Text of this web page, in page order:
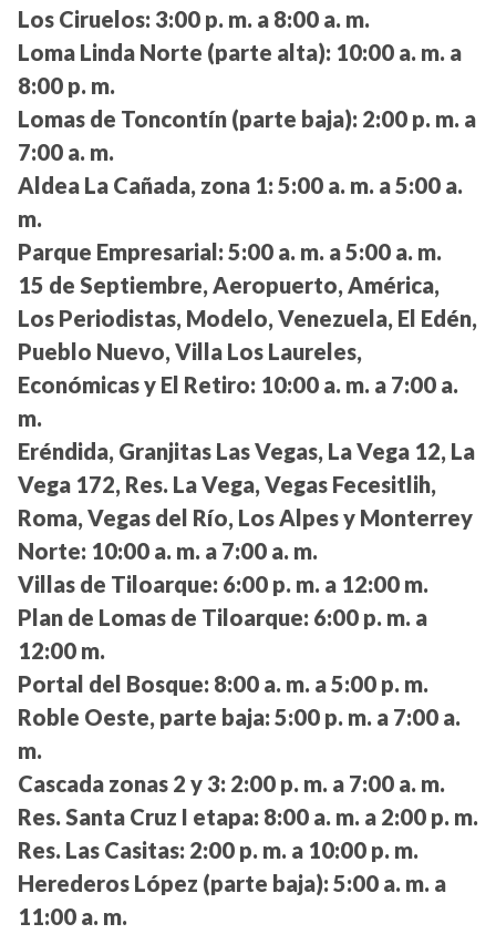
Los Ciruelos: 3:00 p. m. a 8:00 a. m.
Loma Linda Norte (parte alta): 10:00 a. m. a
8:00 p. m.
Lomas de Toncontín (parte baja): 2:00 p. m. a
7:00 a. m.
Aldea La Cañada, zona 1: 5:00 a. m. a 5:00 a.
m.
Parque Empresarial: 5:00 a. m. a 5:00 a. m.
15 de Septiembre, Aeropuerto, América,
Los Periodistas, Modelo, Venezuela, El Edén,
Pueblo Nuevo, Villa Los Laureles,
Económicas y El Retiro: 10:00 a. m. a 7:00 a.
m.
Eréndida, Granjitas Las Vegas, La Vega 12, La
Vega 172, Res. La Vega, Vegas Fecesitlih,
Roma, Vegas del Río, Los Alpes y Monterrey
Norte: 10:00 a. m. a 7:00 a. m.
Villas de Tiloarque: 6:00 p. m. a 12:00 m.
Plan de Lomas de Tiloarque: 6:00 p. m. a
12:00 m.
Portal del Bosque: 8:00 a. m. a 5:00 p. m.
Roble Oeste, parte baja: 5:00 p. m. a 7:00 a.
m.
Cascada zonas 2 y 3: 2:00 p. m. a 7:00 a. m.
Res. Santa Cruz I etapa: 8:00 a. m. a 2:00 p. m.
Res. Las Casitas: 2:00 p. m. a 10:00 p. m.
Herederos López (parte baja): 5:00 a. m. a
11:00 a. m.